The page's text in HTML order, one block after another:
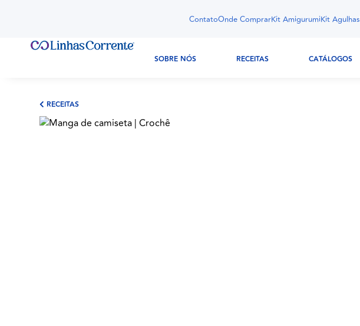
ContatoOnde ComprarKit AmigurumiKit Agulhas
SOBRE NÓS RECEITAS CATÁLOGOS
RECEITAS